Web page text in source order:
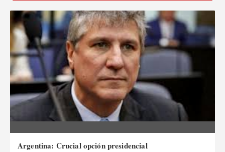
Argentina: Crucial opción presidencial